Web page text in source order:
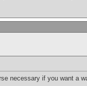
necessary if you want a